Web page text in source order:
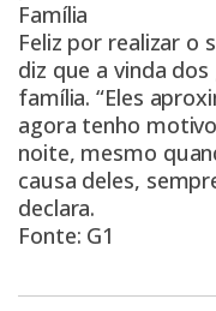
Família
Feliz por realizar o
diz que a vinda
família. “Eles
agora tenho
noite, mesmo
causa deles,
declara.
Fonte: G1